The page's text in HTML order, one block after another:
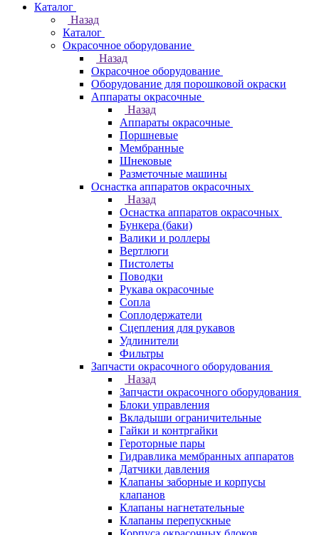
Каталог
Назад
Каталог
Окрасочное оборудование
Назад
Окрасочное оборудование
Оборудование для порошковой окраски
Аппараты окрасочные
Назад
Аппараты окрасочные
Поршневые
Мембранные
Шнековые
Разметочные машины
Оснастка аппаратов окрасочных
Назад
Оснастка аппаратов окрасочных
Бункера (баки)
Валики и роллеры
Вертлюги
Пистолеты
Поводки
Рукава окрасочные
Сопла
Соплодержатели
Сцепления для рукавов
Удлинители
Фильтры
Запчасти окрасочного оборудования
Назад
Запчасти окрасочного оборудования
Блоки управления
Вкладыши ограничительные
Гайки и контргайки
Героторные пары
Гидравлика мембранных аппаратов
Датчики давления
Клапаны заборные и корпусы
клапанов
Клапаны нагнетательные
Клапаны перепускные